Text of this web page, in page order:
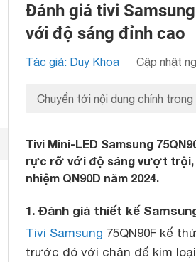
Đánh giá tivi
với độ sáng đỉnh cao
Tác giả: Duy Khoa Cập nhật
Chuyển tới nội dung chính trong
Tivi Mini-LED Samsung
rực rỡ với độ sáng vượt trội,
nhiệm QN90D năm 2024.
1. Đánh giá thiết kế
Tivi Samsung 75QN90F kế
trước đó với chân đế kim